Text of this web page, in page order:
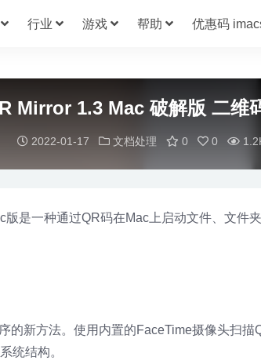
行业 游戏 帮助 优惠码
Mirror 1.3 Mac 破解版 二维
2022-01-17 文档处理 0 0
是一种通过QR码在Mac上启动文件、文件
的新方法。使用内置的FaceTime摄像头扫描
统结构。